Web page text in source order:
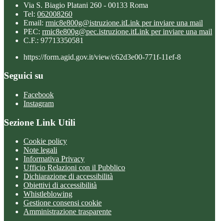
Via S. Biagio Platani 260 - 00133 Roma
Tel: 062008260
Email: rmic8e800g@istruzione.itLink per inviare una mail
PEC: rmic8e800g@pec.istruzione.itLink per inviare una mail
C.F.: 97713350581
https://form.agid.gov.it/view/c62d3e00-771f-11ef-8
Seguici su
Facebook
Instagram
Sezione Link Utili
Cookie policy
Note legali
Informativa Privacy
Ufficio Relazioni con il Pubblico
Dichiarazione di accessibilità
Obiettivi di accessibilità
Whistleblowing
Gestione consensi cookie
Amministrazione trasparente